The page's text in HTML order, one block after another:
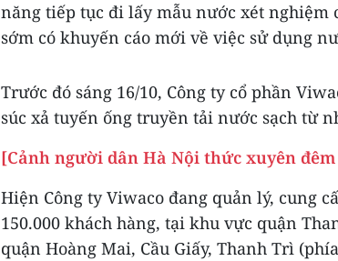
năng tiếp tục đi lấy mẫu nước xét nghiệm
sớm có khuyến cáo mới về việc sử dụng
Trước đó sáng 16/10, Công ty cổ phần
súc xả tuyến ống truyền tải nước sạch từ
[Cảnh người dân Hà Nội thức xuyên
Hiện Công ty Viwaco đang quản lý, cung
150.000 khách hàng, tại khu vực quận
quận Hoàng Mai, Cầu Giấy, Thanh Trì